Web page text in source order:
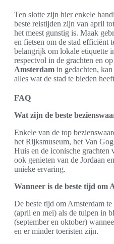
Ten slotte zijn hier enkele
beste reistijden zijn van april
het meest gunstig is. Maak
en fietsen om de stad efficiënt
belangrijk om lokale etiquette
respectvol in de grachten en
Amsterdam in gedachten,
alles wat de stad te bieden
FAQ
Wat zijn de beste
Enkele van de top
het Rijksmuseum, het Van
Huis en de iconische grachten
ook genieten van de Jordaan
unieke ervaring.
Wanneer is de beste tijd om
De beste tijd om Amsterdam
(april en mei) als de tulpen in
(september en oktober)
en er minder toeristen zijn.